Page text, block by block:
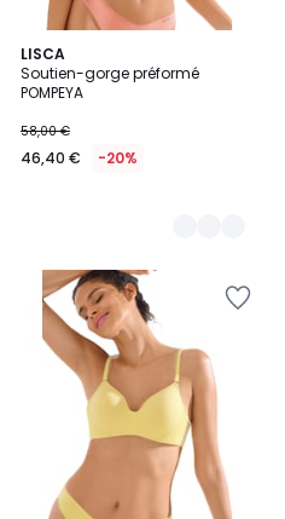
LISCA
Soutien-gorge préformé
POMPEYA
58,00 €
46,40 € -20%
2
Couleurs